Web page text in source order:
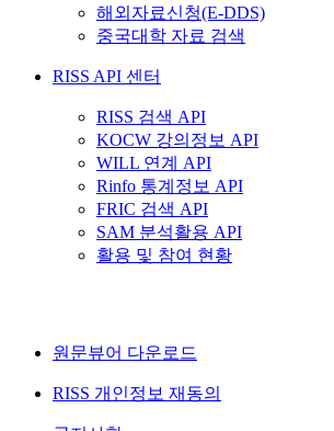
해외자료신청(E-DDS)
중국대학 자료 검색
RISS API 센터
RISS 검색 API
KOCW 강의정보 API
WILL 연계 API
Rinfo 통계정보 API
FRIC 검색 API
SAM 분석활용 API
활용 및 참여 현황
원문뷰어 다운로드
RISS 개인정보 재동의